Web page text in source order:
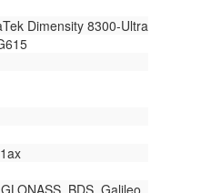
Dimensity 8300-Ultra